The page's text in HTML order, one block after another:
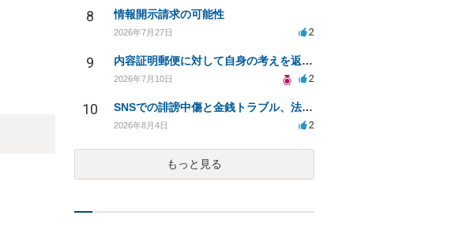
8 情報開示請求の可能性
2026年7月27日 2
9 内容証明郵便に対して自身の考えを返答しなければなりませんか？
2026年7月10日 2
10 SNSでの誹謗中傷と金銭トラブル、法的対応の相談
2026年8月4日 2
もっと見る